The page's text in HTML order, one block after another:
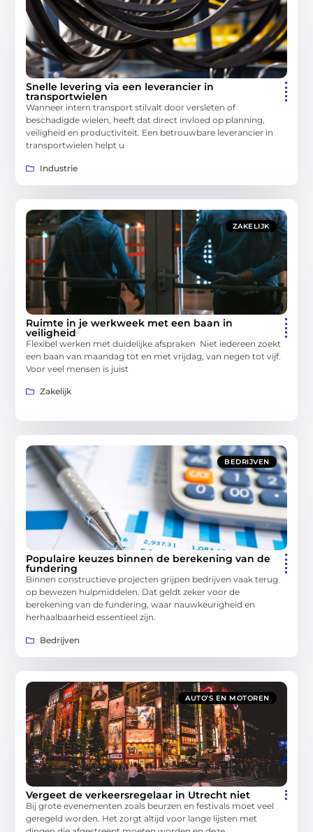
Snelle levering via een leverancier in
transportwielen
Wanneer intern transport stilvalt door versleten of
beschadigde wielen, heeft dat direct invloed op planning,
veiligheid en productiviteit. Een betrouwbare leverancier in
transportwielen helpt u
Industrie
ZAKELIJK
Ruimte in je werkweek met een baan in
veiligheid
Flexibel werken met duidelijke afspraken Niet iedereen zoekt
een baan van maandag tot en met vrijdag, van negen tot vijf.
Voor veel mensen is juist
Zakelijk
BEDRIJVEN
Populaire keuzes binnen de berekening van de
fundering
Binnen constructieve projecten grijpen bedrijven vaak terug
op bewezen hulpmiddelen. Dat geldt zeker voor de
berekening van de fundering, waar nauwkeurigheid en
herhaalbaarheid essentieel zijn.
Bedrijven
AUTO’S EN MOTOREN
Vergeet de verkeersregelaar in Utrecht niet
Bij grote evenementen zoals beurzen en festivals moet veel
geregeld worden. Het zorgt altijd voor lange lijsten met